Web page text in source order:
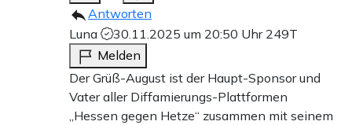
Antworten
Luna
30.11.2025 um 20:50 Uhr 249T
Melden
Der Grüß-August ist der Haupt-Sponsor und
Vater aller Diffamierungs-Plattformen
„Hessen gegen Hetze“ zusammen mit seinem